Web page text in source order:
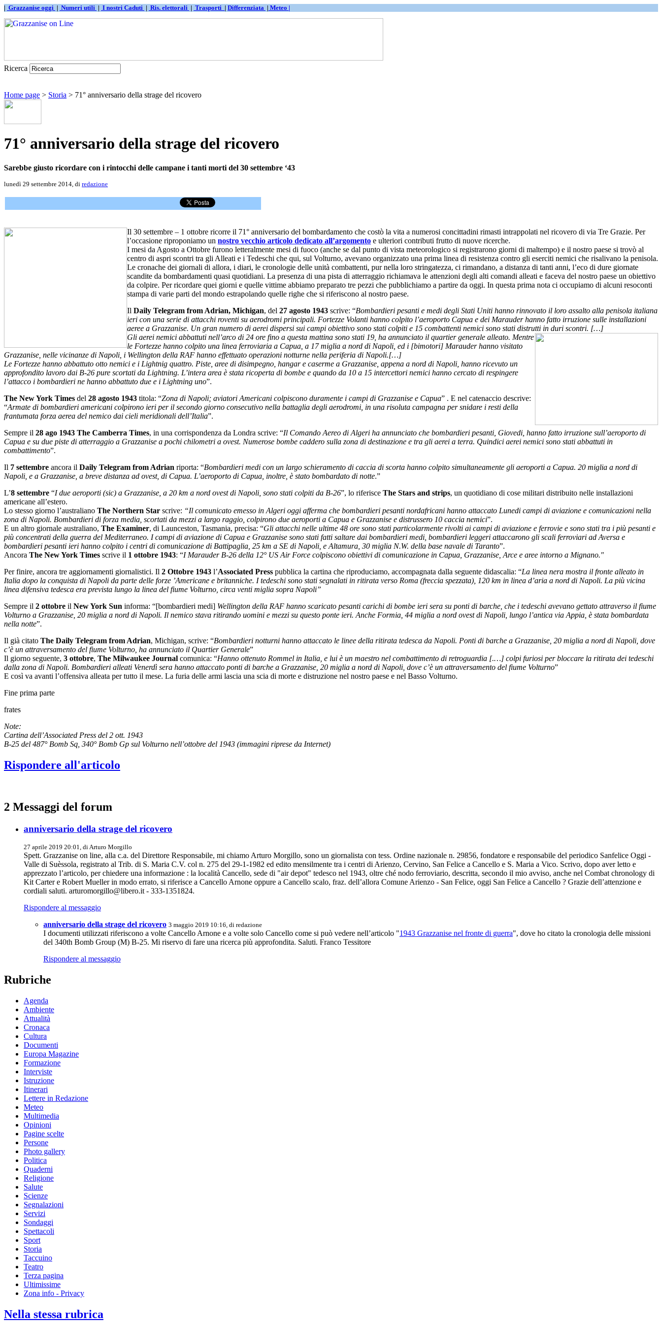
| Grazzanise oggi | Numeri utili | I nostri Caduti | Ris. elettorali | Trasporti | Differenziata | Meteo |
Ricerca
Home page > Storia > 71° anniversario della strage del ricovero
71° anniversario della strage del ricovero
Sarebbe giusto ricordare con i rintocchi delle campane i tanti morti del 30 settembre ‘43
lunedì 29 settembre 2014, di redazione
Il 30 settembre – 1 ottobre ricorre il 71° anniversario del bombardamento che costò la vita a numerosi concittadini rimasti intrappolati nel ricovero di via Tre Grazie. Per
l’occasione riproponiamo un nostro vecchio articolo dedicato all’argomento e ulteriori contributi frutto di nuove ricerche.
I mesi da Agosto a Ottobre furono letteralmente mesi di fuoco (anche se dal punto di vista meteorologico si registrarono giorni di maltempo) e il nostro paese si trovò al
centro di aspri scontri tra gli Alleati e i Tedeschi che qui, sul Volturno, avevano organizzato una prima linea di resistenza contro gli eserciti nemici che risalivano la penisola.
Le cronache dei giornali di allora, i diari, le cronologie delle unità combattenti, pur nella loro stringatezza, ci rimandano, a distanza di tanti anni, l’eco di dure giornate
scandite da bombardamenti quasi quotidiani. La presenza di una pista di atterraggio richiamava le attenzioni degli alti comandi alleati e faceva del nostro paese un obiettivo
da colpire. Per ricordare quei giorni e quelle vittime abbiamo preparato tre pezzi che pubblichiamo a partire da oggi. In questa prima nota ci occupiamo di alcuni resoconti
stampa di varie parti del mondo estrapolando quelle righe che si riferiscono al nostro paese.
Il Daily Telegram from Adrian, Michigan, del 27 agosto 1943 scrive: “Bombardieri pesanti e medi degli Stati Uniti hanno rinnovato il loro assalto alla penisola italiana
ieri con una serie di attacchi roventi su aerodromi principali. Fortezze Volanti hanno colpito l’aeroporto Capua e dei Marauder hanno fatto irruzione sulle installazioni
aeree a Grazzanise. Un gran numero di aerei dispersi sui campi obiettivo sono stati colpiti e 15 combattenti nemici sono stati distrutti in duri scontri. […]
Gli aerei nemici abbattuti nell’arco di 24 ore fino a questa mattina sono stati 19, ha annunciato il quartier generale alleato. Mentre
le Fortezze hanno colpito una linea ferroviaria a Capua, a 17 miglia a nord di Napoli, ed i [bimotori] Marauder hanno visitato
Grazzanise, nelle vicinanze di Napoli, i Wellington della RAF hanno effettuato operazioni notturne nella periferia di Napoli.[…]
Le Fortezze hanno abbattuto otto nemici e i Lightnig quattro. Piste, aree di disimpegno, hangar e caserme a Grazzanise, appena a nord di Napoli, hanno ricevuto un
approfondito lavoro dai B-26 pure scortati da Lightning. L’intera area è stata ricoperta di bombe e quando da 10 a 15 intercettori nemici hanno cercato di respingere
l’attacco i bombardieri ne hanno abbattuto due e i Lightning uno”.
The New York Times del 28 agosto 1943 titola: “Zona di Napoli; aviatori Americani colpiscono duramente i campi di Grazzanise e Capua” . E nel catenaccio descrive:
“Armate di bombardieri americani colpirono ieri per il secondo giorno consecutivo nella battaglia degli aerodromi, in una risoluta campagna per snidare i resti della
frantumata forza aerea del nemico dai cieli meridionali dell’Italia”.
Sempre il 28 ago 1943 The Camberra Times, in una corrispondenza da Londra scrive: “Il Comando Aereo di Algeri ha annunciato che bombardieri pesanti, Giovedi, hanno fatto irruzione sull’aeroporto di
Capua e su due piste di atterraggio a Grazzanise a pochi chilometri a ovest. Numerose bombe caddero sulla zona di destinazione e tra gli aerei a terra. Quindici aerei nemici sono stati abbattuti in
combattimento”.
Il 7 settembre ancora il Daily Telegram from Adrian riporta: “Bombardieri medi con un largo schieramento di caccia di scorta hanno colpito simultaneamente gli aeroporti a Capua. 20 miglia a nord di
Napoli, e a Grazzanise, a breve distanza ad ovest, di Capua. L’aeroporto di Capua, inoltre, è stato bombardato di notte.”
L’8 settembre “I due aeroporti (sic) a Grazzanise, a 20 km a nord ovest di Napoli, sono stati colpiti da B-26”, lo riferisce The Stars and strips, un quotidiano di cose militari distribuito nelle installazioni
americane all’estero.
Lo stesso giorno l’australiano The Northern Star scrive: “Il comunicato emesso in Algeri oggi afferma che bombardieri pesanti nordafricani hanno attaccato Lunedi campi di aviazione e comunicazioni nella
zona di Napoli. Bombardieri di forza media, scortati da mezzi a largo raggio, colpirono due aeroporti a Capua e Grazzanise e distrussero 10 caccia nemici”.
E un altro giornale australiano, The Examiner, di Launceston, Tasmania, precisa: “Gli attacchi nelle ultime 48 ore sono stati particolarmente rivolti ai campi di aviazione e ferrovie e sono stati tra i più pesanti e
più concentrati della guerra del Mediterraneo. I campi di aviazione di Capua e Grazzanise sono stati fatti saltare dai bombardieri medi, bombardieri leggeri attaccarono gli scali ferroviari ad Aversa e
bombardieri pesanti ieri hanno colpito i centri di comunicazione di Battipaglia, 25 km a SE di Napoli, e Altamura, 30 miglia N.W. della base navale di Taranto”.
Ancora The New York Times scrive il 1 ottobre 1943: “I Marauder B-26 della 12° US Air Force colpiscono obiettivi di comunicazione in Capua, Grazzanise, Arce e aree intorno a Mignano."
Per finire, ancora tre aggiornamenti giornalistici. Il 2 Ottobre 1943 l’Associated Press pubblica la cartina che riproduciamo, accompagnata dalla seguente didascalia: “La linea nera mostra il fronte alleato in
Italia dopo la conquista di Napoli da parte delle forze ’Americane e britanniche. I tedeschi sono stati segnalati in ritirata verso Roma (freccia spezzata), 120 km in linea d’aria a nord di Napoli. La più vicina
linea difensiva tedesca era prevista lungo la linea del fiume Volturno, circa venti miglia sopra Napoli”
Sempre il 2 ottobre il New York Sun informa: “[bombardieri medi] Wellington della RAF hanno scaricato pesanti carichi di bombe ieri sera su ponti di barche, che i tedeschi avevano gettato attraverso il fiume
Volturno a Grazzanise, 20 miglia a nord di Napoli. Il nemico stava ritirando uomini e mezzi su questo ponte ieri. Anche Formia, 44 miglia a nord ovest di Napoli, lungo l’antica via Appia, è stata bombardata
nella notte”.
Il già citato The Daily Telegram from Adrian, Michigan, scrive: “Bombardieri notturni hanno attaccato le linee della ritirata tedesca da Napoli. Ponti di barche a Grazzanise, 20 miglia a nord di Napoli, dove
c’è un attraversamento del fiume Volturno, ha annunciato il Quartier Generale”
Il giorno seguente, 3 ottobre, The Milwaukee Journal comunica: “Hanno ottenuto Rommel in Italia, e lui è un maestro nel combattimento di retroguardia [.…] colpi furiosi per bloccare la ritirata dei tedeschi
dalla zona di Napoli. Bombardieri alleati Venerdì sera hanno attaccato ponti di barche a Grazzanise, 20 miglia a nord di Napoli, dove c’è un attraversamento del fiume Volturno”
E così va avanti l’offensiva alleata per tutto il mese. La furia delle armi lascia una scia di morte e distruzione nel nostro paese e nel Basso Volturno.
Fine prima parte
frates
Note:
Cartina dell’Associated Press del 2 ott. 1943
B-25 del 487° Bomb Sq, 340° Bomb Gp sul Volturno nell’ottobre del 1943 (immagini riprese da Internet)
Rispondere all'articolo
2 Messaggi del forum
anniversario della strage del ricovero
27 aprile 2019 20:01, diArturo Morgillo
Spett. Grazzanise on line, alla c.a. del Direttore Responsabile, mi chiamo Arturo Morgillo, sono un giornalista con tess. Ordine nazionale n. 29856, fondatore e responsabile del periodico Sanfelice Oggi -
Valle di Suèssola, registrato al Trib. di S. Maria C.V. col n. 275 del 29-1-1982 ed edito mensilmente tra i centri di Arienzo, Cervino, San Felice a Cancello e S. Maria a Vico. Scrivo, dopo aver letto e
apprezzato l’articolo, per chiedere una informazione : la località Cancello, sede di "air depot" tedesco nel 1943, oltre ché nodo ferroviario, descritta, secondo il mio avviso, anche nel Combat chronology di
Kit Carter e Robert Mueller in modo errato, si riferisce a Cancello Arnone oppure a Cancello scalo, fraz. dell’allora Comune Arienzo - San Felice, oggi San Felice a Cancello ? Grazie dell’attenzione e
cordiali saluti. arturomorgillo@libero.it - 333-1351824.
Rispondere al messaggio
anniversario della strage del ricovero 3 maggio 2019 10:16, di redazione
I documenti utilizzati riferiscono a volte Cancello Arnone e a volte solo Cancello come si può vedere nell’articolo "1943 Grazzanise nel fronte di guerra", dove ho citato la cronologia delle missioni
del 340th Bomb Group (M) B-25. Mi riservo di fare una ricerca più approfondita. Saluti. Franco Tessitore
Rispondere al messaggio
Rubriche
Agenda
Ambiente
Attualità
Cronaca
Cultura
Documenti
Europa Magazine
Formazione
Interviste
Istruzione
Itinerari
Lettere in Redazione
Meteo
Multimedia
Opinioni
Pagine scelte
Persone
Photo gallery
Politica
Quaderni
Religione
Salute
Scienze
Segnalazioni
Servizi
Sondaggi
Spettacoli
Sport
Storia
Taccuino
Teatro
Terza pagina
Ultimissime
Zona info - Privacy
Nella stessa rubrica